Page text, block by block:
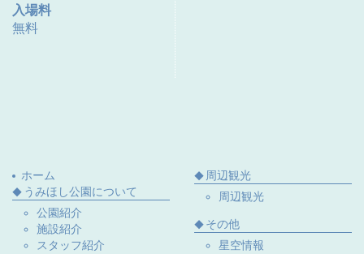
入場料
無料
ホーム
うみほし公園について
公園紹介
施設紹介
スタッフ紹介
周辺観光
周辺観光
その他
星空情報